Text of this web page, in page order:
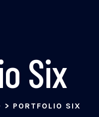
Six
> PORTFOLIO SIX